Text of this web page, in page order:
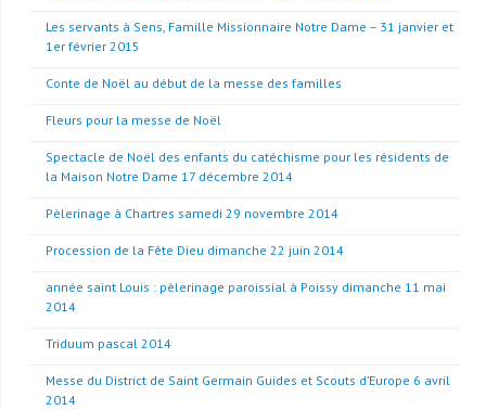
Les servants à Sens, Famille Missionnaire Notre Dame – 31 janvier et
1er février 2015
Conte de Noël au début de la messe des familles
Fleurs pour la messe de Noël
Spectacle de Noël des enfants du catéchisme pour les résidents de
la Maison Notre Dame 17 décembre 2014
Pèlerinage à Chartres samedi 29 novembre 2014
Procession de la Fête Dieu dimanche 22 juin 2014
année saint Louis : pèlerinage paroissial à Poissy dimanche 11 mai
2014
Triduum pascal 2014
Messe du District de Saint Germain Guides et Scouts d’Europe 6 avril
2014